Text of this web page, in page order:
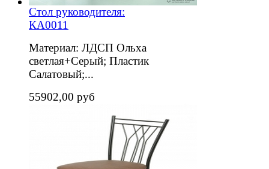
Стол руководителя:
КА0011
Материал: ЛДСП Ольха
светлая+Серый; Пластик
Салатовый;...
55902,00 руб